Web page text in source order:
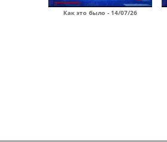
Как это было - 14/07/26